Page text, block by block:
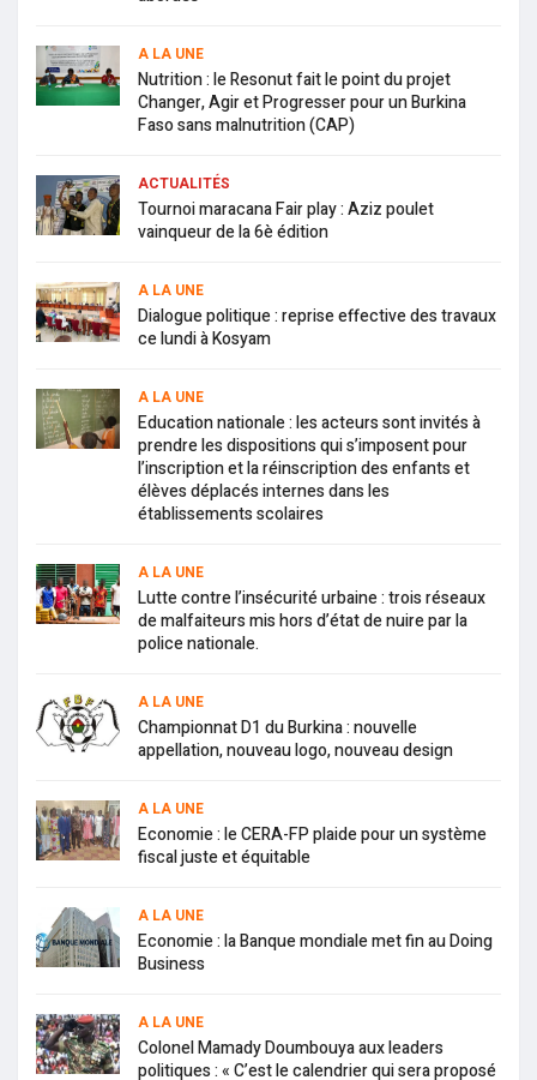
A LA UNE
Nutrition : le Resonut fait le point du projet
Changer, Agir et Progresser pour un Burkina
Faso sans malnutrition (CAP)
ACTUALITÉS
Tournoi maracana Fair play : Aziz poulet
vainqueur de la 6è édition
A LA UNE
Dialogue politique : reprise effective des travaux
ce lundi à Kosyam
A LA UNE
Education nationale : les acteurs sont invités à
prendre les dispositions qui s’imposent pour
l’inscription et la réinscription des enfants et
élèves déplacés internes dans les
établissements scolaires
A LA UNE
Lutte contre l’insécurité urbaine : trois réseaux
de malfaiteurs mis hors d’état de nuire par la
police nationale.
A LA UNE
Championnat D1 du Burkina : nouvelle
appellation, nouveau logo, nouveau design
A LA UNE
Economie : le CERA-FP plaide pour un système
fiscal juste et équitable
A LA UNE
Economie : la Banque mondiale met fin au Doing
Business
A LA UNE
Colonel Mamady Doumbouya aux leaders
politiques : « C’est le calendrier qui sera proposé